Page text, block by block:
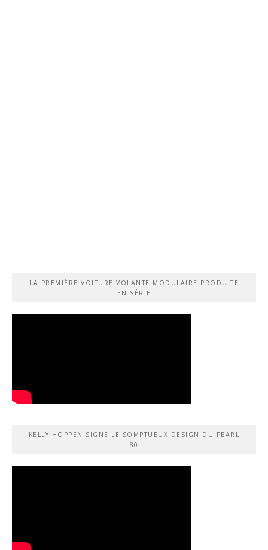
LA PREMIÈRE VOITURE VOLANTE MODULAIRE PRODUITE
EN SÉRIE
KELLY HOPPEN SIGNE LE SOMPTUEUX DESIGN DU PEARL
80